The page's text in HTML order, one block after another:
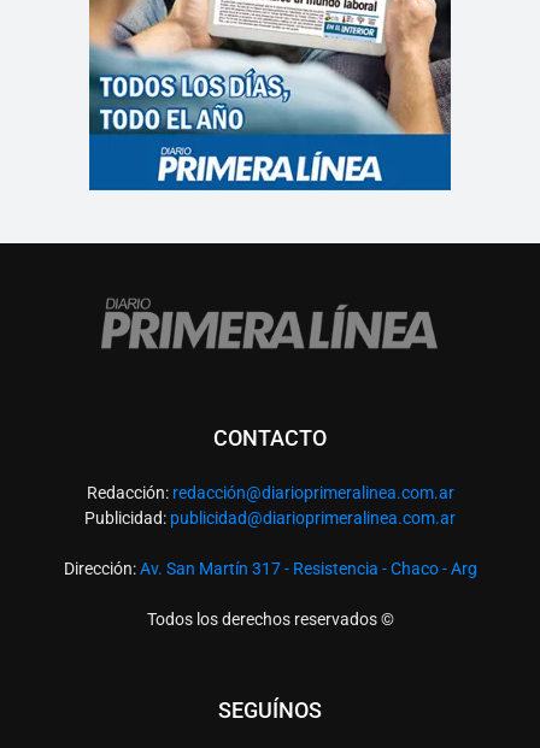
CONTACTO
Redacción: redacción@diarioprimeralinea.com.ar
Publicidad: publicidad@diarioprimeralinea.com.ar
Dirección:Av. San Martín 317 - Resistencia - Chaco - Arg
Todos los derechos reservados ©
SEGUÍNOS